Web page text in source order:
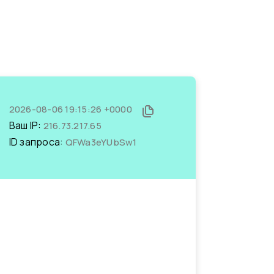
2026-08-06 19:15:26 +0000
Ваш IP: 216.73.217.65
ID запроса: QFWa3eYUbSw1